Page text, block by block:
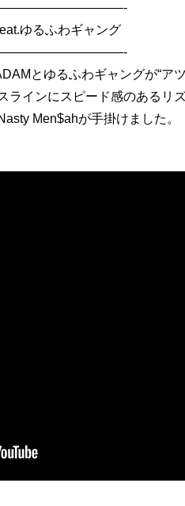
ゆるふわギャング
とゆるふわギャングが“ア
ラインにスピード感のあるリ
Men$ahが手掛けました。